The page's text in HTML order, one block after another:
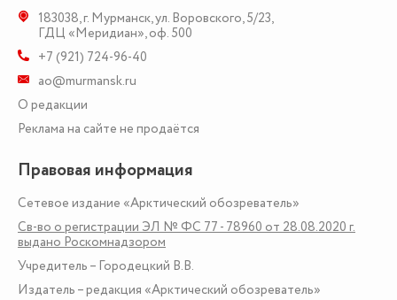
183038,г. Мурманск,ул. Воровского, 5/23,
ГДЦ «Меридиан», оф. 500
+7 (921) 724-96-40
ao@murmansk.ru
О редакции
Реклама на сайте не продаётся
Правовая информация
Сетевое издание «Арктический обозреватель»
Св-во о регистрации ЭЛ № ФС 77 - 78960 от 28.08.2020 г.
выдано Роскомнадзором
Учредитель – Городецкий В.В.
Издатель – редакция «Арктический обозреватель»